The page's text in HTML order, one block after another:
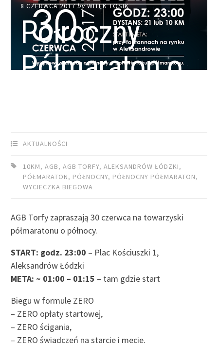
8 CZERWCA 2017byWITEK TOSIK
Półroczny
Półmaraton o
AKTUALNOŚCI
10KM,AGB,AGB TORFY,ALEKSANDRÓW ŁÓDZKI,
PÓŁMARATON, PÓŁNOCNY, PÓŁNOCNY PÓŁMARATON,
WYCIECZKA BIEGOWA
AGB Torfy zapraszają 30 czerwca na towarzyski
półmaratonu o północy.
START: godz. 23:00 – Plac Kościuszki 1,
Aleksandrów Łódzki
META: ~ 01:00 – 01:15 – tam gdzie start
Biegu w formule ZERO
– ZERO opłaty startowej,
– ZERO ścigania,
– ZERO świadczeń na starcie i mecie.